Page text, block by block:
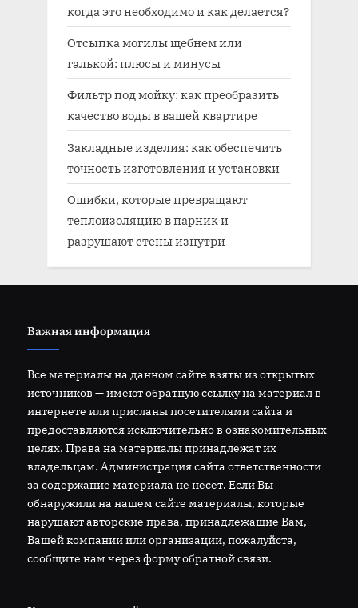
когда это необходимо и как делается?
Отсыпка могилы щебнем или
галькой: плюсы и минусы
Фильтр под мойку: как преобразить
качество воды в вашей квартире
Закладные изделия: как обеспечить
точность изготовления и установки
Ошибки, которые превращают
теплоизоляцию в парник и
разрушают стены изнутри
Важная информация
Все материалы на данном сайте взяты из открытых
источников — имеют обратную ссылку на материал в
интернете или присланы посетителями сайта и
предоставляются исключительно в ознакомительных
целях. Права на материалы принадлежат их
владельцам. Администрация сайта ответственности
за содержание материала не несет. Если Вы
обнаружили на нашем сайте материалы, которые
нарушают авторские права, принадлежащие Вам,
Вашей компании или организации, пожалуйста,
сообщите нам через форму обратной связи.